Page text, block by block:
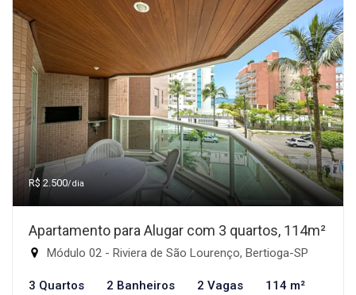
R$ 2.500/dia
Apartamento para Alugar com 3 quartos, 114m²
Módulo 02 - Riviera de São Lourenço, Bertioga-SP
3 Quartos 2 Banheiros 2 Vagas 114 m²